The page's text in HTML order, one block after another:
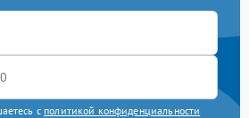
с политикой конфиденциальности